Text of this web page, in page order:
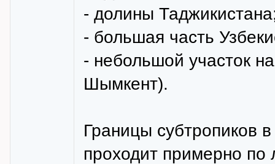
- долины
- большая часть
- небольшой участок
Шымкент).
Границы субтропиков
проходит примерно по